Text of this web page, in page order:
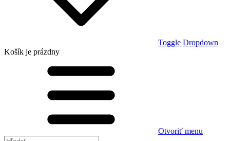
Toggle Dropdown
Košík je prázdny
Otvoriť menu